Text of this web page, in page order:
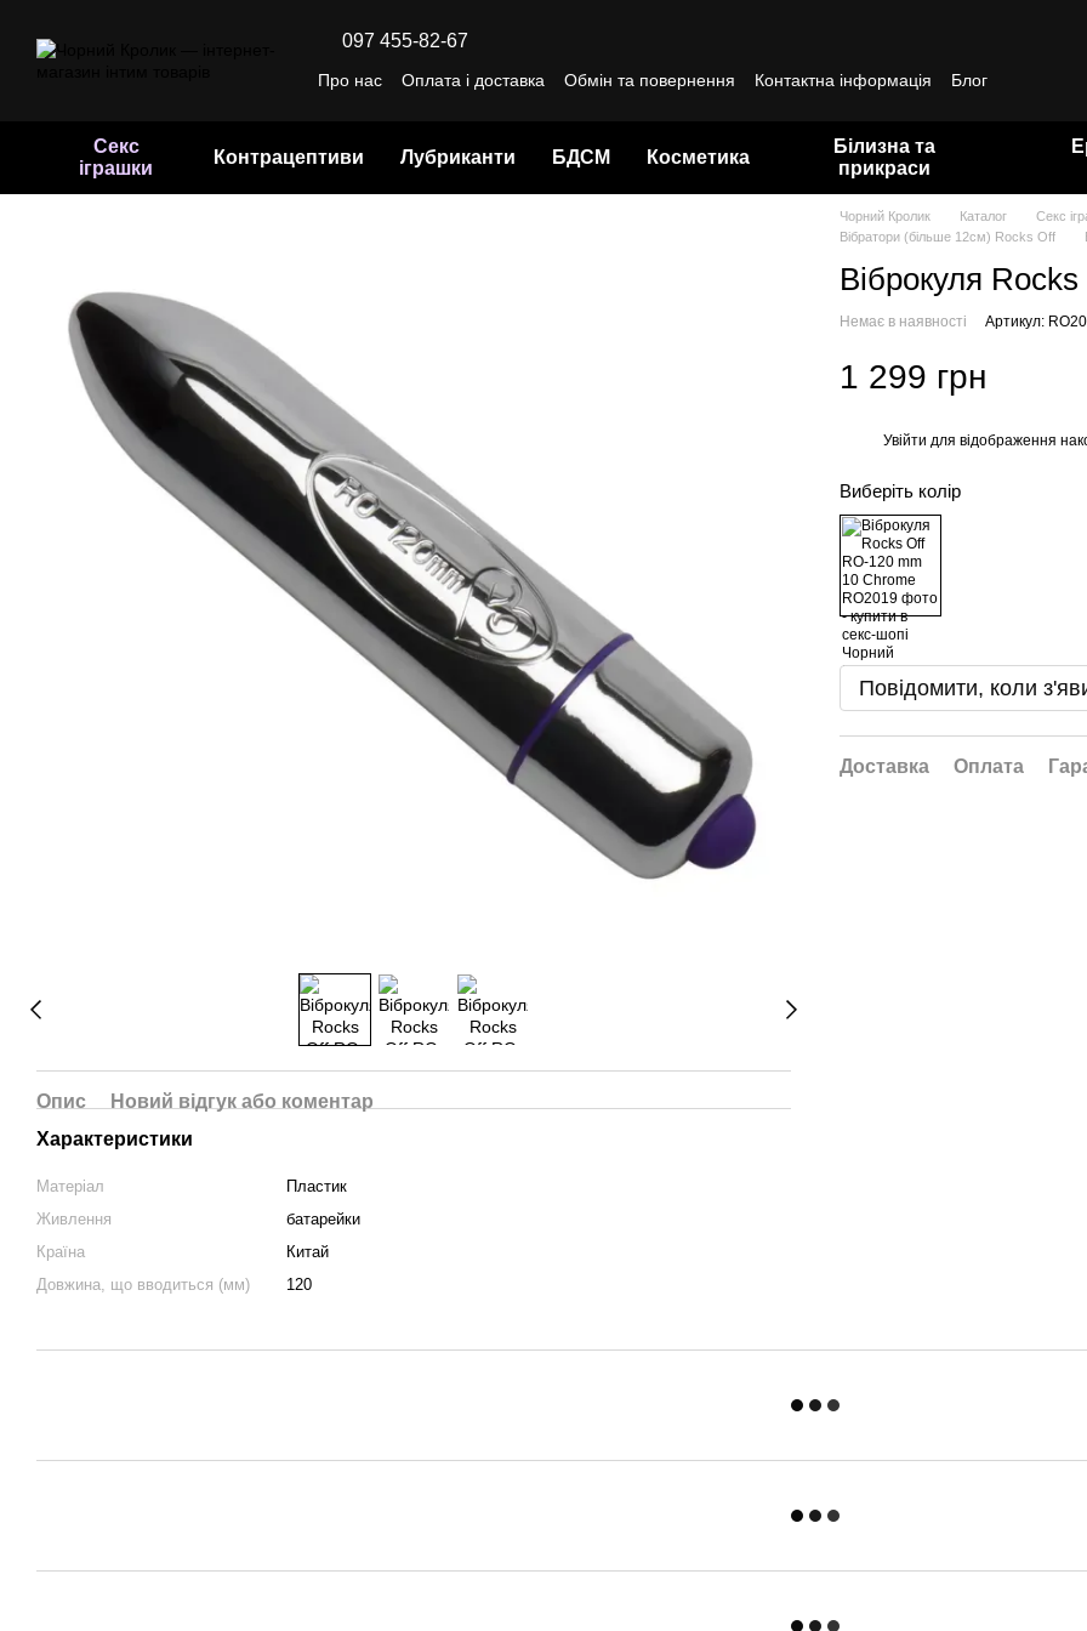
097 455-82-67
Про нас Оплата і доставка Обмін та повернення Контактна інформація
Блог
Секс
іграшки
Контрацептиви Лубриканти БДСМ Косметика
Білизна та
прикраси
Опис
Новий відгук або коментар
Характеристики
Матеріал
Пластик
Живлення
батарейки
Країна
Китай
Довжина, що вводиться (мм)
120
Чорний Кролик Каталог Секс
Вібратори (більше 12см) Rocks Off
Віброкуля
Немає в наявності Артикул:
1 299 грн
Увійти для відображення
Виберіть колір
Повідомити, коли
Доставка Оплата